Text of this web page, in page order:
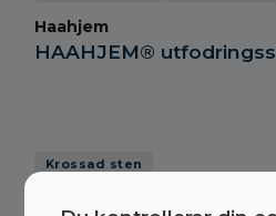
Haahjem
HAAHJEM®
Krossad sten